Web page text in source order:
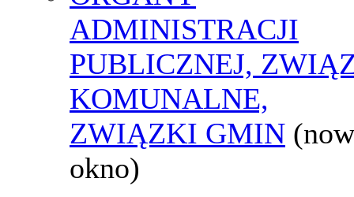
ADMINISTRACJI
PUBLICZNEJ,
KOMUNALNE,
ZWIĄZKI GMIN
okno)